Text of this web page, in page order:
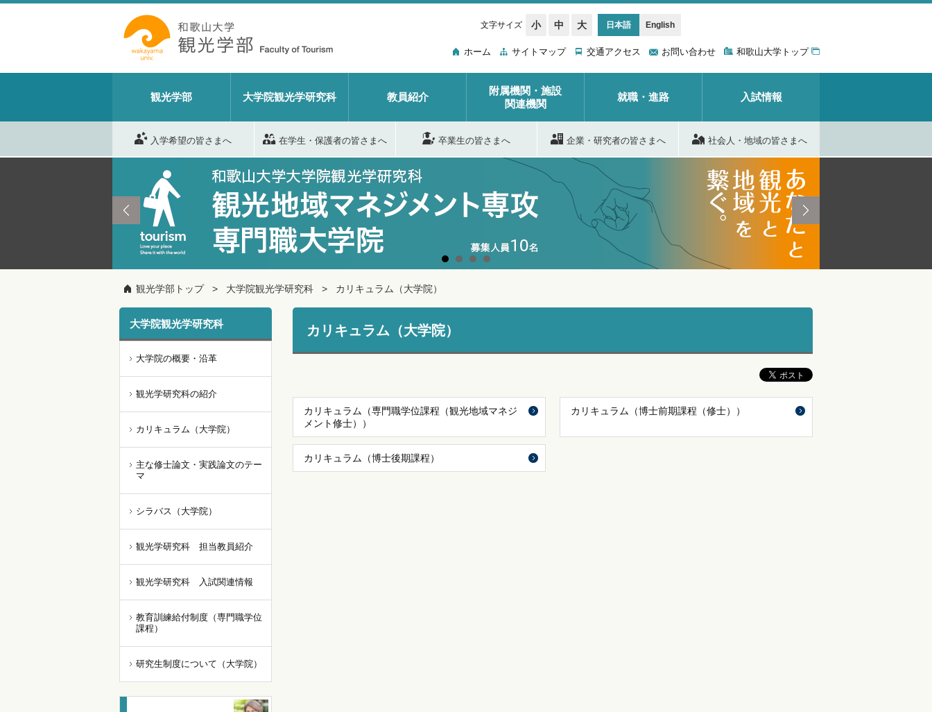
文字サイズ 小 中 大 日本語 English
ホーム サイトマップ 交通アクセス お問い合わせ 和歌山大学トップ
観光学部 大学院観光学研究科 教員紹介
附属機関・施設
関連機関
就職・進路 入試情報
入学希望の皆さまへ 在学生・保護者の皆さまへ 卒業生の皆さまへ 企業・研究者の皆さまへ 社会人・地域の皆さまへ
観光学部トップ 大学院観光学研究科 カリキュラム（大学院）
カリキュラム（大学院）
カリキュラム（専門職学位課程（観光地域マネジ
メント修士））
カリキュラム（博士前期課程（修士））
カリキュラム（博士後期課程）
大学院観光学研究科
大学院の概要・沿革
観光学研究科の紹介
カリキュラム（大学院）
主な修士論文・実践論文のテー
マ
シラバス（大学院）
観光学研究科 担当教員紹介
観光学研究科 入試関連情報
教育訓練給付制度（専門職学位
課程）
研究生制度について（大学院）